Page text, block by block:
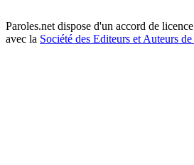
Paroles.net dispose d'un accord de
avec la Société des Editeurs et Auteurs